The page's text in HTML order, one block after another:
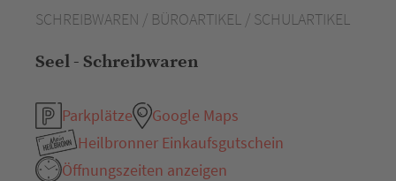
SCHREIBWAREN / BÜROARTIKEL / SCHULARTIKEL
Seel - Schreibwaren
Parkplätze
Google Maps
Heilbronner Einkaufsgutschein
Öffnungszeiten anzeigen